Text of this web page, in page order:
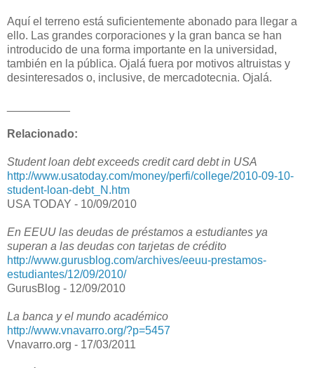
Aquí el terreno está suficientemente abonado para llegar a
ello. Las grandes corporaciones y la gran banca se han
introducido de una forma importante en la universidad,
también en la pública. Ojalá fuera por motivos altruistas y
desinteresados o, inclusive, de mercadotecnia. Ojalá.
Relacionado:
Student loan debt exceeds credit card debt in USA
http://www.usatoday.com/money/perfi/college/2010-09-10-
student-loan-debt_N.htm
USA TODAY - 10/09/2010
En EEUU las deudas de préstamos a estudiantes ya
superan a las deudas con tarjetas de crédito
http://www.gurusblog.com/archives/eeuu-prestamos-
estudiantes/12/09/2010/
GurusBlog - 12/09/2010
La banca y el mundo académico
http://www.vnavarro.org/?p=5457
Vnavarro.org - 17/03/2011